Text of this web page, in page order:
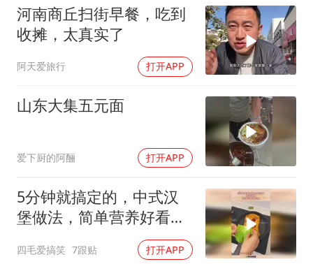
构建更高水平的全民健身公共服务体系
河南商丘扫街早餐，吃到
收摊，太真实了
阿天爱旅行 打开APP
山东大集五元面
爱下厨的阿酾 打开APP
5分钟就搞定的，中式汉
堡做法，简单营养好看又
四毛爱搞笑 7跟贴 打开APP